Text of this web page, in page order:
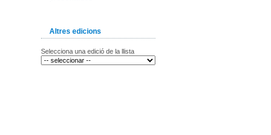
Altres edicions
Selecciona una edició de la llista